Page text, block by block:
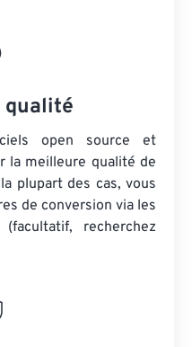
qualité
open source et
la meilleure qualité de
plupart des cas, vous
de conversion via les
recherchez